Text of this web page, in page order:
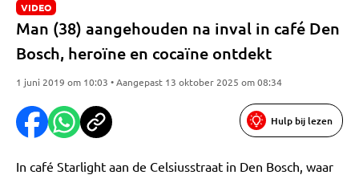
VIDEO
Man (38) aangehouden na inval in café Den
Bosch, heroïne en cocaïne ontdekt
1 juni 2019 om 10:03 • Aangepast 13 oktober 2025 om 08:34
Hulp bij lezen
In café Starlight aan de Celsiusstraat in Den Bosch, waar